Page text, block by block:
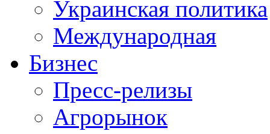
Украинская политика
Международная
Бизнес
Пресс-релизы
Агрорынок